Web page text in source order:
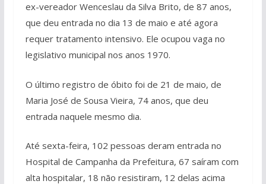
ex-vereador Wenceslau da Silva Brito, de 87 anos,
que deu entrada no dia 13 de maio e até agora
requer tratamento intensivo. Ele ocupou vaga no
legislativo municipal nos anos 1970.
O último registro de óbito foi de 21 de maio, de
Maria José de Sousa Vieira, 74 anos, que deu
entrada naquele mesmo dia.
Até sexta-feira, 102 pessoas deram entrada no
Hospital de Campanha da Prefeitura, 67 saíram com
alta hospitalar, 18 não resistiram, 12 delas acima